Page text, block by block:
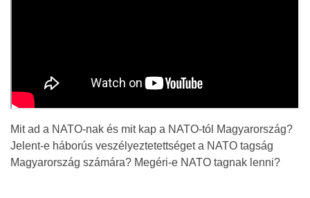
Mit ad a NATO-nak és mit kap a NATO-tól Magyarország?
Jelent-e háborús veszélyeztetettséget a NATO tagság
Magyarország számára? Megéri-e NATO tagnak lenni?